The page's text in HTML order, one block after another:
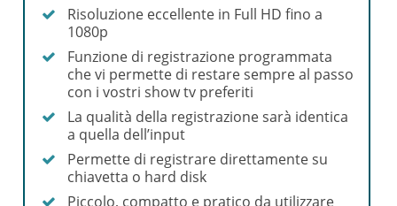
Risoluzione eccellente in Full HD fino a
1080p
Funzione di registrazione programmata
che vi permette di restare sempre al passo
con i vostri show tv preferiti
La qualità della registrazione sarà identica
a quella dell’input
Permette di registrare direttamente su
chiavetta o hard disk
Piccolo, compatto e pratico da utilizzare